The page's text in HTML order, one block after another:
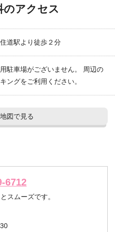
のアクセス
道駅より徒歩２分
駐車場がございません。 周辺の
ングをご利用ください。
図で見る
6712
スムーズです。